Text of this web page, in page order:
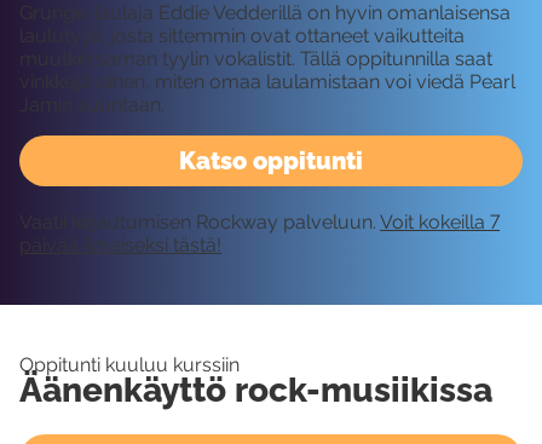
Katso oppitunti
Grunge-laulaja Eddie Vedderillä on hyvin omanlaisensa
laulutyyli, josta sittemmin ovat ottaneet vaikutteita
muutkin saman tyylin vokalistit. Tällä oppitunnilla saat
vinkkejä siihen, miten omaa laulamistaan voi viedä Pearl
Jamin suuntaan.
Vaatii kirjautumisen Rockway palveluun. Voit kokeilla 7
päivää ilmaiseksi tästä!
Oppitunti kuuluu kurssiin
Äänenkäyttö rock-musiikissa